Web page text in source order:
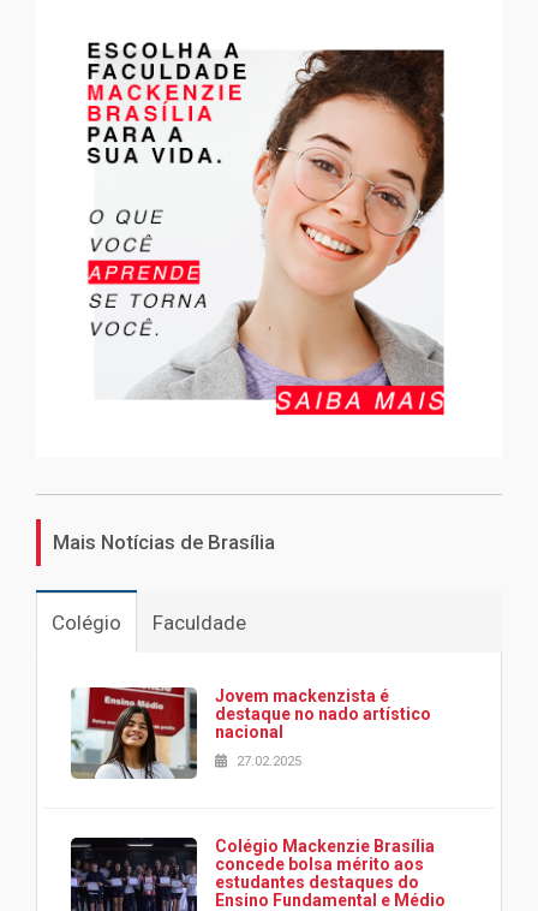
Mais Notícias de Brasília
Colégio Faculdade
Jovem mackenzista é
destaque no nado artístico
nacional
27.02.2025
Colégio Mackenzie Brasília
concede bolsa mérito aos
estudantes destaques do
Ensino Fundamental e Médio